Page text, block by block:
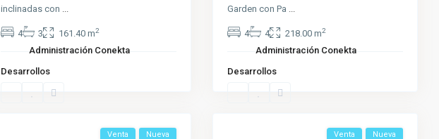
inclinadas con ...
4 3 161.40 m2
Administración Conekta
Desarrollos
Garden con Pa ...
4 4 218.00 m2
Administración Conekta
Desarrollos
Venta Nueva Venta Nueva